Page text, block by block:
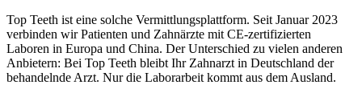
Top Teeth ist eine solche Vermittlungsplattform. Seit Januar 2023
verbinden wir Patienten und Zahnärzte mit CE-zertifizierten
Laboren in Europa und China. Der Unterschied zu vielen anderen
Anbietern: Bei Top Teeth bleibt Ihr Zahnarzt in Deutschland der
behandelnde Arzt. Nur die Laborarbeit kommt aus dem Ausland.